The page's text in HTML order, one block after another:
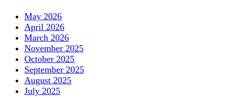
May 2026
April 2026
March 2026
November 2025
October 2025
September 2025
August 2025
July 2025